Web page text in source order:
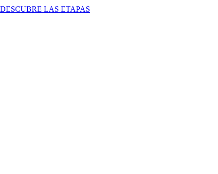
DESCUBRE LAS ETAPAS